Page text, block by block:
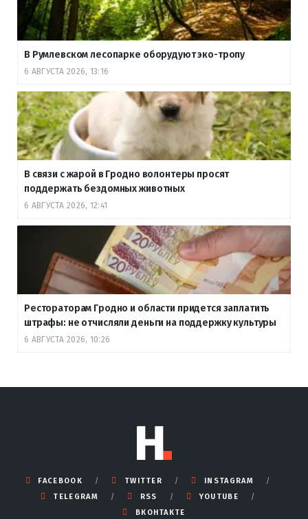
В Румлевском лесопарке оборудуют эко-тропу
6 АВГУСТА 2026, 13:16
В связи с жарой в Гродно волонтеры просят
поддержать бездомных животных
6 АВГУСТА 2026, 12:41
Рестораторам Гродно и области придется заплатить
штрафы: не отчисляли деньги на поддержку культуры
6 АВГУСТА 2026, 10:26
FACEBOOK TWITTER
INSTAGRAM
TELEGRAM
RSS
YOUTUBE
ВКОНТАКТЕ